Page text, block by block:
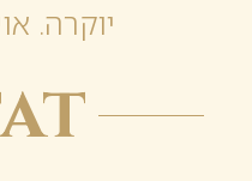
יוקרה.